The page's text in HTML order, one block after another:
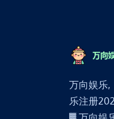
万向娱乐,
乐注册